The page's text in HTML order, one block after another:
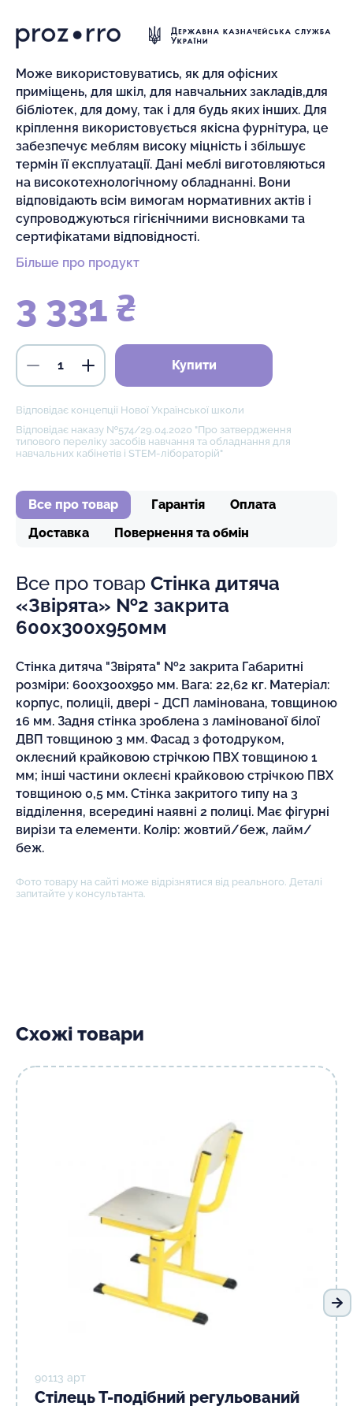
Може використовуватись, як для офісних
приміщень, для шкіл, для навчальних закладів,для
бібліотек, для дому, так і для будь яких інших. Для
кріплення використовується якісна фурнітура, це
забезпечує меблям високу міцність і збільшує
термін її експлуатації. Дані меблі виготовляються
на високотехнологічному обладнанні. Вони
відповідають всім вимогам нормативних актів і
супроводжуються гігієнічними висновками та
сертифікатами відповідності.
Більше про продукт
3 331 ₴
Купити
Відповідає концепції Нової Української школи
Відповідає наказу №574/29.04.2020 "Про затвердження
типового переліку засобів навчання та обладнання для
навчальних кабінетів і STEM-лібораторій"
Все про товар Гарантія
Оплата
Доставка
Повернення та обмін
Все про товар Стінка дитяча
«Звірята» №2 закрита
600х300х950мм
Стінка дитяча "Звірята" №2 закрита Габаритні
розміри: 600х300х950 мм. Вага: 22,62 кг. Матеріал:
корпус, полиціі, двері - ДСП ламінована, товщиною
16 мм. Задня стінка зроблена з ламінованої білої
ДВП товщиною 3 мм. Фасад з фотодруком,
оклеєний крайковою стрічкою ПВХ товщиною 1
мм; інші частини оклеєні крайковою стрічкою ПВХ
товщиною 0,5 мм. Стінка закритого типу на 3
відділення, всередині наявні 2 полиці. Має фігурні
вирізи та елементи. Колір: жовтий/беж, лайм/
беж.
Фото товару на сайті може відрізнятися від реального. Деталі
запитайте у консультанта.
Схожі товари
90113 арт
Стілець Т-подібний регульований